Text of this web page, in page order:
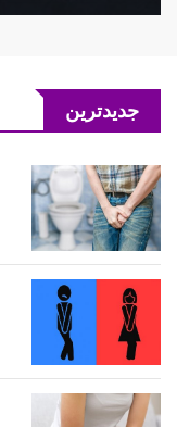
جدیدترین